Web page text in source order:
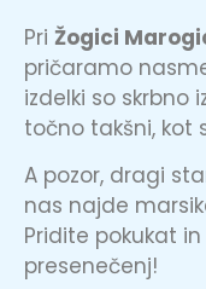
Pri Žogici
pričaramo
izdelki so skrbno
točno takšni, kot
A pozor, dragi
nas najde
Pridite pokukat
presenečenj!